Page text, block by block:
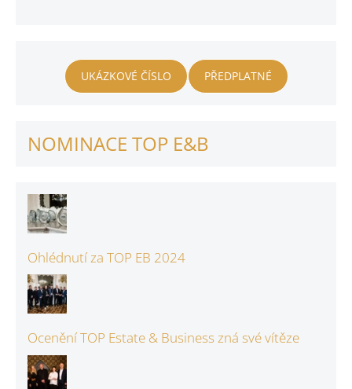
UKÁZKOVÉ ČÍSLO PŘEDPLATNÉ
NOMINACE TOP E&B
Ohlédnutí za TOP EB 2024
Ocenění TOP Estate & Business zná své vítěze